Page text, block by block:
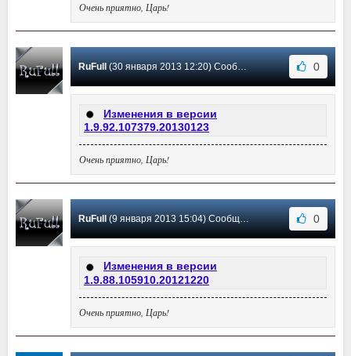
Очень приятно, Царь!
RuFull (30 января 2013 12:20) Сообщение #13 0
Изменения в версии
1.9.92.107379.20130123
Очень приятно, Царь!
RuFull (9 января 2013 15:04) Сообщение #12 0
Изменения в версии
1.9.88.105910.20121220
Очень приятно, Царь!